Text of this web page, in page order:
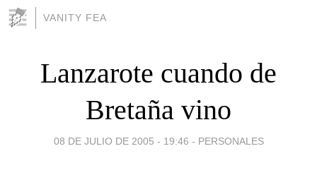
VANITY FEA
Lanzarote cuando de
Bretaña vino
08 DE JULIO DE 2005 - 19:46 - PERSONALES